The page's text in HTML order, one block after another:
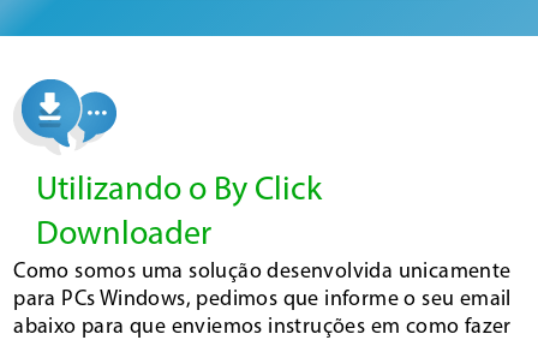
Utilizando o By Click
Downloader
Como somos uma solução desenvolvida unicamente
para PCs Windows, pedimos que informe o seu email
abaixo para que enviemos instruções em como fazer